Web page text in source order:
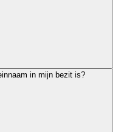
in mijn bezit is?